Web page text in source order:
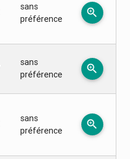
sans
préférence
zoom_in
sans
préférence
zoom_in
sans
préférence
zoom_in